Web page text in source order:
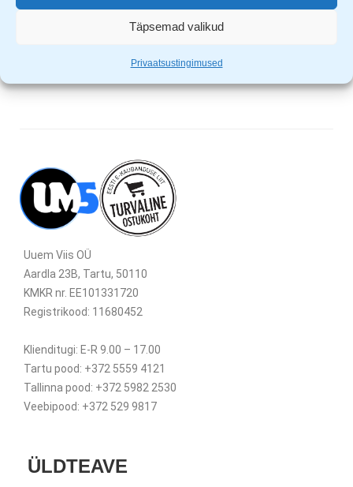
Täpsemad valikud
Privaatsustingimused
Silikoon viimistlus, mis tagab kanga pehmuse ja püsivuse
Uuem Viis OÜ
Aardla 23B, Tartu, 50110
KMKR nr. EE101331720
Registrikood: 11680452
Klienditugi: E-R 9.00 – 17.00
Tartu pood: +372 5559 4121
Tallinna pood: +372 5982 2530
Veebipood: +372 529 9817
ÜLDTEAVE